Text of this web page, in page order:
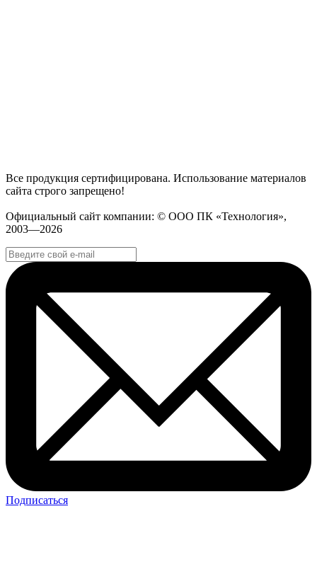
Все продукция сертифицирована. Использование материалов
сайта строго запрещено!
Официальный сайт компании: © ООО ПК «Технология»,
2003—2026
Подписаться